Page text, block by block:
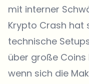
mit interner
Krypto Crash hat
technische
über große
wenn sich die